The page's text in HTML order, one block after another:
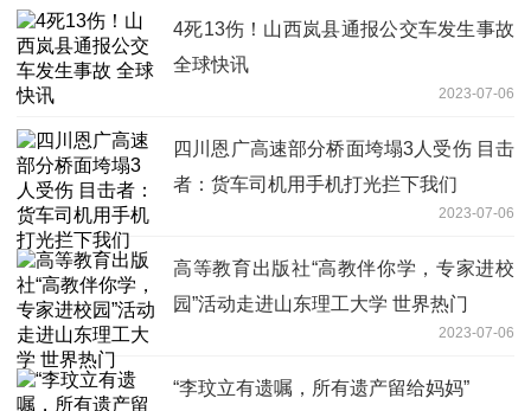
4死13伤！山西岚县通报公交车发生事故
全球快讯
2023-07-06
四川恩广高速部分桥面垮塌3人受伤 目击
者：货车司机用手机打光拦下我们
2023-07-06
高等教育出版社“高教伴你学，专家进校
园”活动走进山东理工大学 世界热门
2023-07-06
“李玟立有遗嘱，所有遗产留给妈妈”